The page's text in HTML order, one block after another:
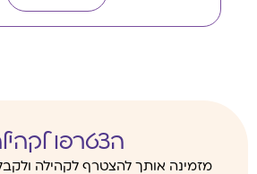
הצטרפו
מזמינה אותך להצטרף לקהילה